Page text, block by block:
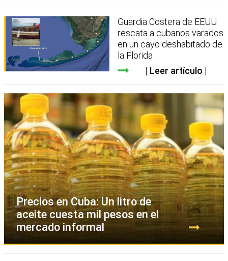
Guardia Costera de EEUU
rescata a cubanos varados
en un cayo deshabitado de
la Florida
Leer artículo
Precios en Cuba: Un litro de
aceite cuesta mil pesos en el
mercado informal